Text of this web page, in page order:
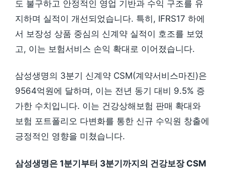
도 불구하고 안정적인 영업 기반과 수익 구조를 유
지하며 실적이 개선되었습니다. 특히, IFRS17 하에
서 보장성 상품 중심의 신계약 실적이 호조를 보였
고, 이는 보험서비스 손익 확대로 이어졌습니다.
삼성생명의 3분기 신계약 CSM(계약서비스마진)은
9564억원에 달하며, 이는 전년 동기 대비 9.5% 증
가한 수치입니다. 이는 건강상해보험 판매 확대와
보험 포트폴리오 다변화를 통한 신규 수익원 창출에
긍정적인 영향을 미쳤습니다.
삼성생명은 1분기부터 3분기까지의 건강보장 CSM